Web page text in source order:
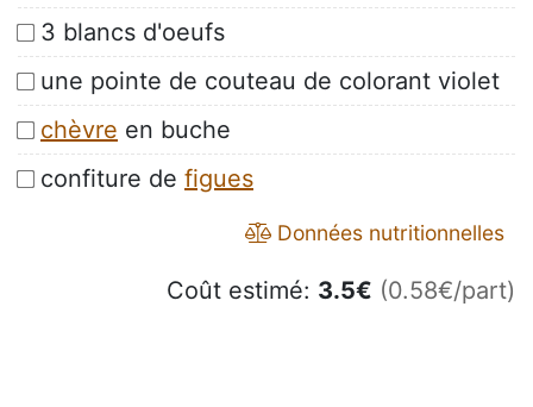
3 blancs d'oeufs
une pointe de couteau de colorant violet
chèvre en buche
confiture de figues
Données nutritionnelles
Coût estimé: 3.5€ (0.58€/part)